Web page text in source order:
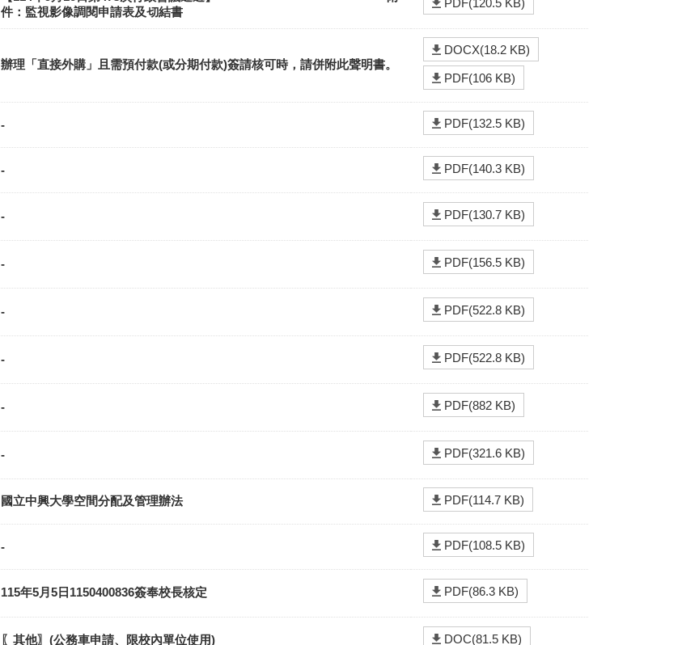
件：監視影像調閱申請表及切結書
PDF(120.5 KB)
辦理「直接外購」且需預付款(或分期付款)簽請核可時，請併附此聲明書。
DOCX(18.2 KB)
PDF(106 KB)
- PDF(132.5 KB)
- PDF(140.3 KB)
- PDF(130.7 KB)
- PDF(156.5 KB)
- PDF(522.8 KB)
- PDF(522.8 KB)
- PDF(882 KB)
- PDF(321.6 KB)
國立中興大學空間分配及管理辦法 PDF(114.7 KB)
- PDF(108.5 KB)
115年5月5日1150400836簽奉校長核定 PDF(86.3 KB)
〖其他〗(公務車申請、限校內單位使用) DOC(81.5 KB)